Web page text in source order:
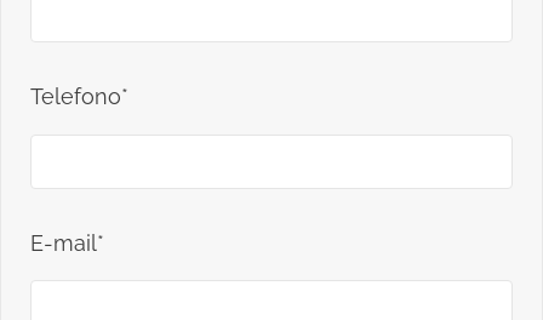
Telefono*
E-mail*